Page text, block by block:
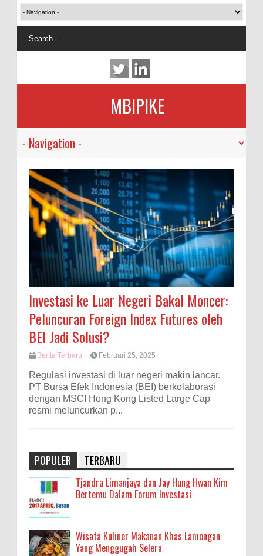
MBIPIKE
Investasi ke Luar Negeri Bakal Moncer:
Peluncuran Foreign Index Futures oleh
BEI Jadi Solusi?
Berita Terbaru Februari 25, 2025
Regulasi investasi di luar negeri makin lancar.
PT Bursa Efek Indonesia (BEI) berkolaborasi
dengan MSCI Hong Kong Listed Large Cap
resmi meluncurkan p...
POPULER TERBARU
Tjandra Limanjaya dan Jay Hung Hwan Kim
Bertemu Dalam Forum Investasi
Wisata Kuliner Makanan Khas Lamongan
Yang Menggugah Selera